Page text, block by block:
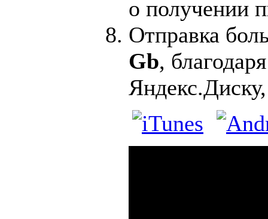
о получении
Отправка
Gb,
Яндекс.Диску,